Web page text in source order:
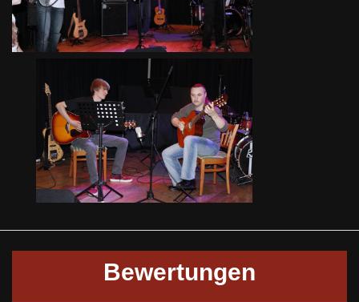
Ferienfinale
Freizeit 2010
Bewertungen